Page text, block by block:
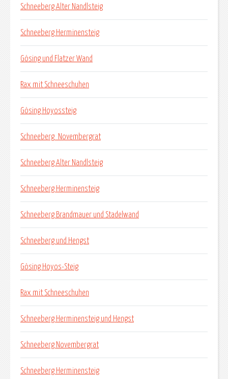
Schneeberg Alter Nandlsteig
Schneeberg Herminensteig
Gösing und Flatzer Wand
Rax mit Schneeschuhen
Gösing Hoyossteig
Schneeberg_Novembergrat
Schneeberg Alter Nandlsteig
Schneeberg Herminensteig
Schneeberg Brandmauer und Stadelwand
Schneeberg und Hengst
Gösing Hoyos-Steig
Rax mit Schneeschuhen
Schneeberg Herminensteig und Hengst
Schneeberg Novembergrat
Schneeberg Herminensteig